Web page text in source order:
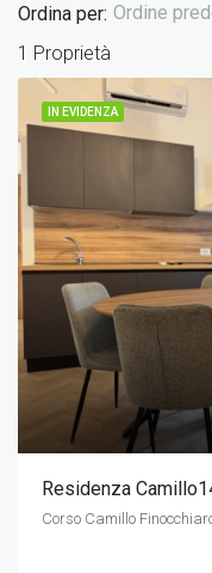
1 Proprietà
Ordina per: Ordine
IN EVIDENZA
Residenza
Corso Camillo